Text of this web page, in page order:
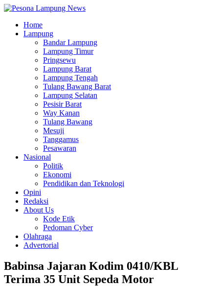
Home
Lampung
Bandar Lampung
Lampung Timur
Pringsewu
Lampung Barat
Lampung Tengah
Tulang Bawang Barat
Lampung Selatan
Pesisir Barat
Way Kanan
Tulang Bawang
Mesuji
Tanggamus
Pesawaran
Nasional
Politik
Ekonomi
Pendidikan dan Teknologi
Opini
Redaksi
About Us
Kode Etik
Pedoman Cyber
Olahraga
Advertorial
Babinsa Jajaran Kodim 0410/KBL
Terima 35 Unit Sepeda Motor